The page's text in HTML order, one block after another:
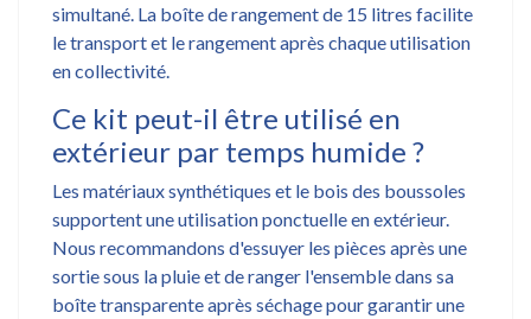
simultané. La boîte de rangement de 15 litres facilite
le transport et le rangement après chaque utilisation
en collectivité.
Ce kit peut-il être utilisé en
extérieur par temps humide ?
Les matériaux synthétiques et le bois des boussoles
supportent une utilisation ponctuelle en extérieur.
Nous recommandons d'essuyer les pièces après une
sortie sous la pluie et de ranger l'ensemble dans sa
boîte transparente après séchage pour garantir une